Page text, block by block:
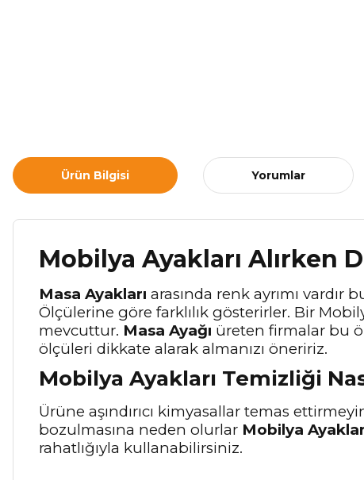
Ürün Bilgisi Yorumlar
Mobilya Ayakları Alırken
Masa Ayakları arasında renk ayrımı
Ölçülerine göre farklılık gösterirler. Bir
mevcuttur. Masa Ayağı üreten firmalar bu
ölçüleri dikkate alarak almanızı öneririz.
Mobilya Ayakları Temizliği
Ürüne aşındırıcı kimyasallar temas
bozulmasına neden olurlar Mobilya
rahatlığıyla kullanabilirsiniz.